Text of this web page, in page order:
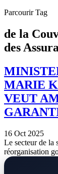
Parcourir Tag
de la
des
MARIE
VEUT
16 Oct 2025
Le secteur de la
réorganisation